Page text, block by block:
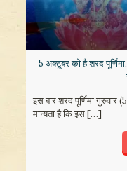
5 अक्टूबर को है शरद
इस बार शरद पूर्णिमा
मान्यता है कि इस[…]